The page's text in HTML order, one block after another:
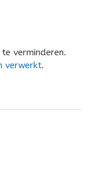
verminderen.
verwerkt.